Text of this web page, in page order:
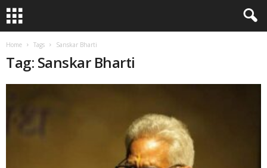
Home Tags Sanskar Bharti
Tag: Sanskar Bharti